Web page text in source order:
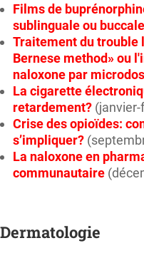
Films de
sublinguale ou buccale
Traitement du trouble
Bernese method» ou
naloxone par
La cigarette
retardement?
Crise des opioïdes:
s’impliquer?
La naloxone en
communautaire
Dermatologie